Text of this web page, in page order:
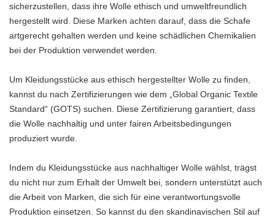
sicherzustellen, dass ihre Wolle ethisch und umweltfreundlich
hergestellt wird. Diese Marken achten darauf, dass die Schafe
artgerecht gehalten werden und keine schädlichen Chemikalien
bei der Produktion verwendet werden.
Um Kleidungsstücke aus ethisch hergestellter Wolle zu finden,
kannst du nach Zertifizierungen wie dem „Global Organic Textile
Standard“ (GOTS) suchen. Diese Zertifizierung garantiert, dass
die Wolle nachhaltig und unter fairen Arbeitsbedingungen
produziert wurde.
Indem du Kleidungsstücke aus nachhaltiger Wolle wählst, trägst
du nicht nur zum Erhalt der Umwelt bei, sondern unterstützt auch
die Arbeit von Marken, die sich für eine verantwortungsvolle
Produktion einsetzen. So kannst du den skandinavischen Stil auf